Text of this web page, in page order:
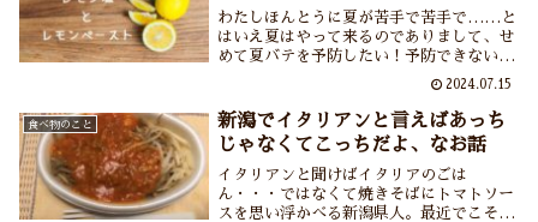
わたしほんとうに夏が苦手で苦手で……と
はいえ夏はやって来るのでありまして、せ
めて夏バテを予防したい！予防できないの
であれば軽い夏バテですませたい！！との
考えのもと、夏バテ予防に効果があるとさ
れるレモンを使ったレモン塩とレモンペー
ストを仕込む日々でございます。
2024.07.15
食べ物のこと
新潟でイタリアンと言えばあっち
じゃなくてこっちだよ、なお話
イタリアンと聞けばイタリアのごは
ん・・・ではなくて焼きそばにトマトソー
スを思い浮かべる新潟県人。最近でこそＴ